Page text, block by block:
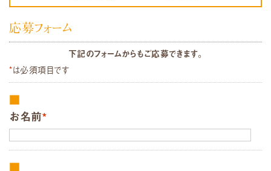
応募フォーム
下記のフォームからもご応募できます。
*は必須項目です
お名前*